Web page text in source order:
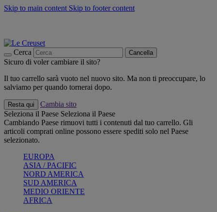
Skip to main content Skip to footer content
Cerca Cancella
Sicuro di voler cambiare il sito?
Il tuo carrello sarà vuoto nel nuovo sito. Ma non ti preoccupare, lo
salviamo per quando tornerai dopo.
Resta qui
Cambia sito
Seleziona il Paese Seleziona il Paese
Cambiando Paese rimuovi tutti i contenuti dal tuo carrello. Gli
articoli comprati online possono essere spediti solo nel Paese
selezionato.
EUROPA
ASIA / PACIFIC
NORD AMERICA
SUD AMERICA
MEDIO ORIENTE
AFRICA